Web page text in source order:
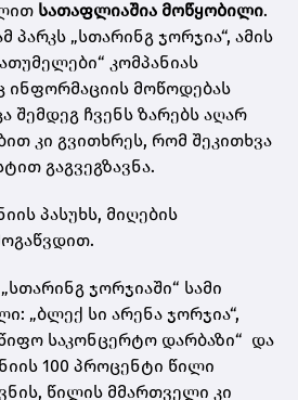
სათაფლიაშია მოწყობილი.
პარკს „სთარინგ ჯორჯია“, ამის
კომპანიას
ინფორმაციის მოწოდებას
შემდეგ ჩვენს ზარებს აღარ
კი გვითხრეს, რომ შეკითხვა
გაგვეგზავნა.
პასუხს, მიღების
ჯორჯიაში“ სამი
„ბლექ სი არენა ჯორჯია“,
საკონცერტო დარბაზი“ და
100 პროცენტი წილი
წილის მმართველი კი